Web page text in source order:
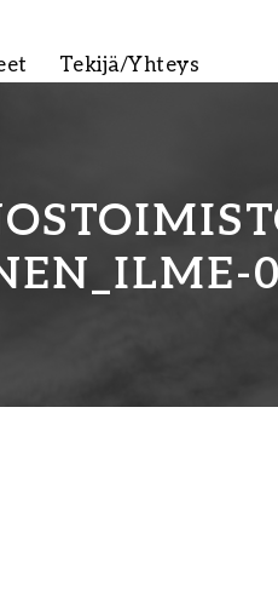
Tekijä/Yhteys